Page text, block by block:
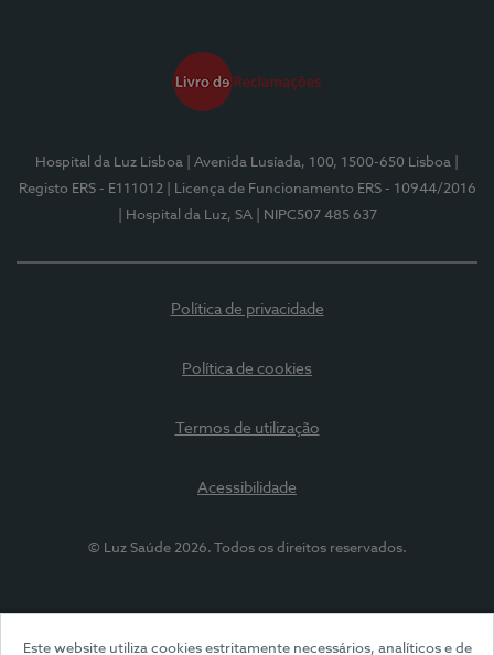
Este website utiliza cookies estritamente necessários, analíticos e de
Hospital da Luz Lisboa | Avenida Lusíada, 100, 1500-650 Lisboa
Registo ERS - E111012
| Licença de Funcionamento ERS - 10944/2016
| Hospital da Luz, SA
| NIPC507 485 637
Política de privacidade
Política de cookies
Termos de utilização
Acessibilidade
© Luz Saúde 2026. Todos os direitos reservados.